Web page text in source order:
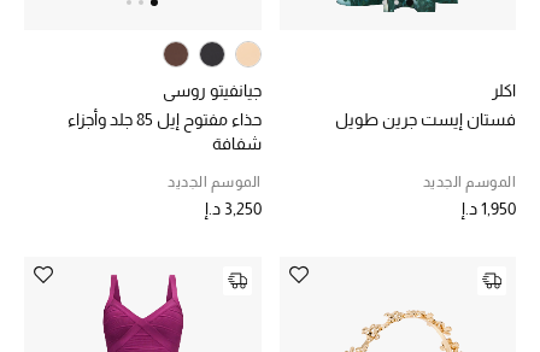
اكلر
فستان إيست جرين طويل
الموسم الجديد
1,950 د.إ
جيانفيتو روسي
حذاء مفتوح إيل 85 جلد وأجزاء
شفافة
الموسم الجديد
3,250 د.إ